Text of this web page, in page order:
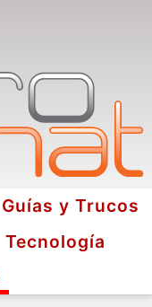
Guías y Trucos
Tecnología